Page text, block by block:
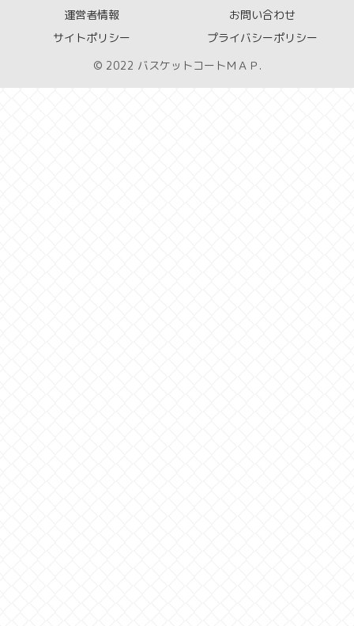
運営者情報
お問い合わせ
サイトポリシー
プライバシーポリシー
© 2022 バスケットコートＭＡＰ.